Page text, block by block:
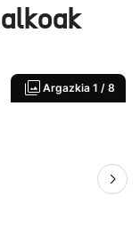
Argazkia 1 / 8